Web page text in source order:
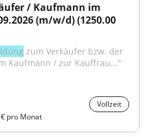
/ Kaufmann im
(m/w/d) (1250.00
zum Verkäufer bzw. der
Kaufmann / zur Kauffrau..."
Vollzeit
pro Monat